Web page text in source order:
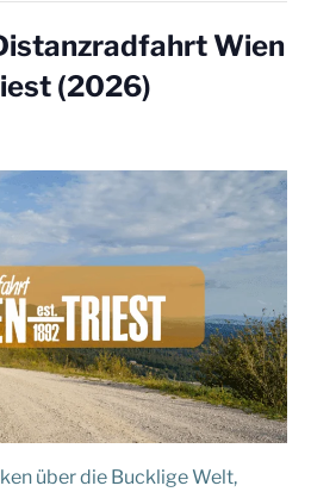
Wien
(2026)
über die Bucklige Welt,